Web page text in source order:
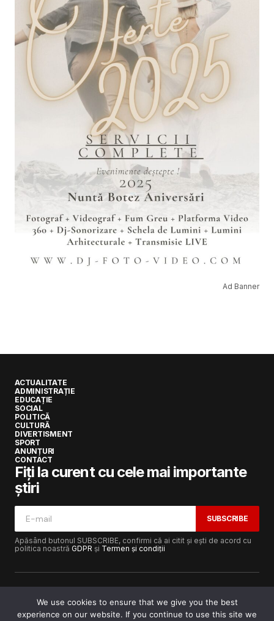
Ad Banner
ACTUALITATE
ADMINISTRAȚIE
EDUCAȚIE
SOCIAL
POLITICĂ
CULTURĂ
DIVERTISMENT
SPORT
ANUNȚURI
CONTACT
Fiți la curent cu cele mai importante
știri
SUBSCRIBE
Apăsând butonul SUBSCRIBE, confirmi că ai citit și ești de acord cu
politica noastră GDPR și Termen și condiții
Copyright © 2017-2025Lugojeanul.ro· Toate drepturile
We use cookies to ensure that we give you the best
experience on our website. If you continue to use this site we